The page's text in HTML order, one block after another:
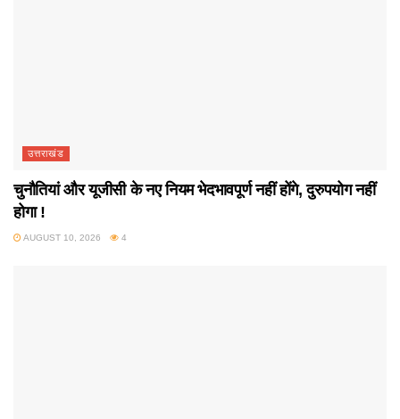
उत्तराखंड
चुनौतियां और यूजीसी के नए नियम भेदभावपूर्ण नहीं होंगे, दुरुपयोग नहीं
होगा !
AUGUST 10, 2026 4